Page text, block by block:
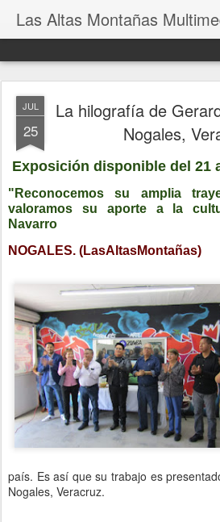
Las Altas Montañas
JUL
25
La hilografía de
Nogales,
Exposición disponible del 21
"Reconocemos su amplia
valoramos su aporte a la
Navarro
NOGALES. (LasAltasMontañas)
país. Es así que su trabajo es
Nogales, Veracruz.